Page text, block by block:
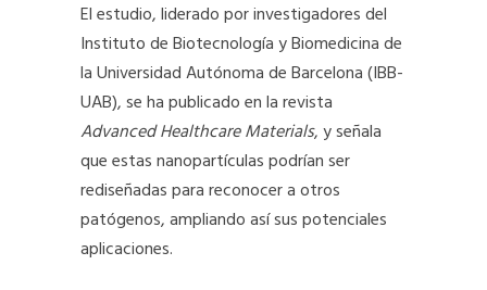
El estudio, liderado por investigadores del
Instituto de Biotecnología y Biomedicina de
la Universidad Autónoma de Barcelona (IBB-
UAB), se ha publicado en la revista
Advanced Healthcare Materials, y señala
que estas nanopartículas podrían ser
rediseñadas para reconocer a otros
patógenos, ampliando así sus potenciales
aplicaciones.